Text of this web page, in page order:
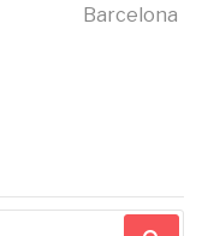
Barcelona